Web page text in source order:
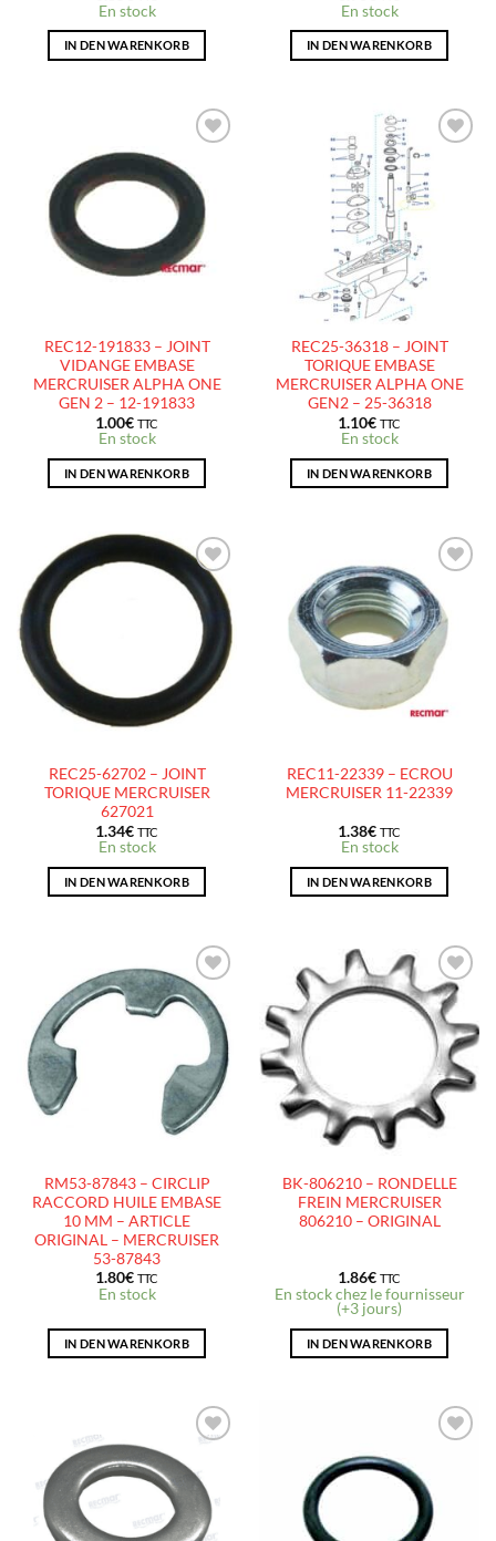
En stock
IN DEN WARENKORB
En stock
IN DEN WARENKORB
AJOUTER
À LA
LISTE
D’ENVIES
REC12-191833 – JOINT
VIDANGE EMBASE
MERCRUISER ALPHA ONE
GEN 2 – 12-191833
1.00€ TTC
En stock
IN DEN WARENKORB
AJOUTER
À LA
LISTE
D’ENVIES
REC25-36318 – JOINT
TORIQUE EMBASE
MERCRUISER ALPHA ONE
GEN2 – 25-36318
1.10€ TTC
En stock
IN DEN WARENKORB
AJOUTER
D’ENVIES
REC25-62702 – JOINT
TORIQUE MERCRUISER
627021
1.34€ TTC
En stock
IN DEN WARENKORB
AJOUTER
À LA
LISTE
D’ENVIES
REC11-22339 – ECROU
MERCRUISER 11-22339
1.38€ TTC
En stock
IN DEN WARENKORB
AJOUTER
D’ENVIES
RM53-87843 – CIRCLIP
RACCORD HUILE EMBASE
10 MM – ARTICLE
ORIGINAL – MERCRUISER
53-87843
1.80€ TTC
En stock
IN DEN WARENKORB
AJOUTER
À LA
LISTE
D’ENVIES
BK-806210 – RONDELLE
FREIN MERCRUISER
806210 – ORIGINAL
1.86€ TTC
En stock chez le fournisseur
(+3 jours)
IN DEN WARENKORB
AJOUTER
À LA
LISTE
D’ENVIES
AJOUTER
À LA
LISTE
D’ENVIES